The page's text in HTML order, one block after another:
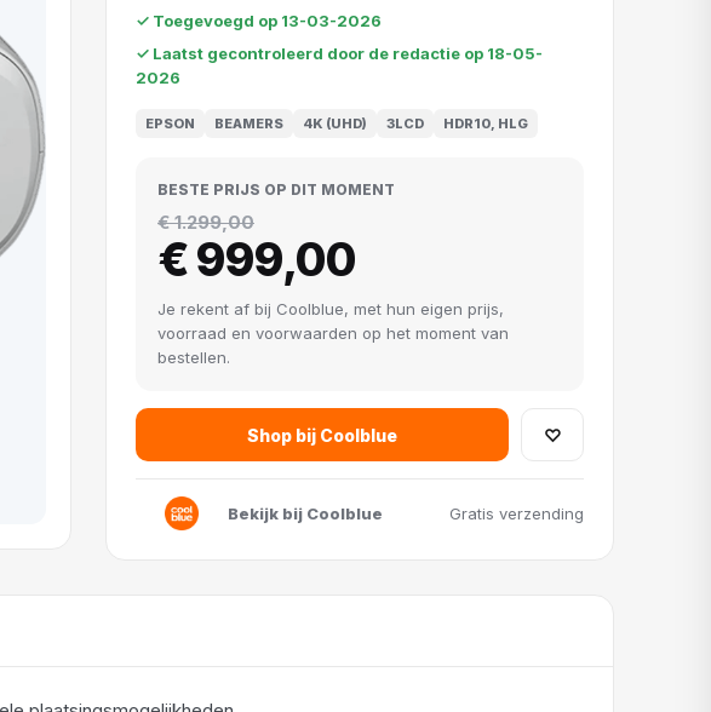
✓ Toegevoegd op 13-03-2026
✓ Laatst gecontroleerd door de redactie op 18-05-
2026
EPSON BEAMERS 4K (UHD) 3LCD HDR10, HLG
BESTE PRIJS OP DIT MOMENT
€ 1.299,00
€ 999,00
Je rekent af bij Coolblue, met hun eigen prijs,
voorraad en voorwaarden op het moment van
bestellen.
Shop bij Coolblue ♡
Bekijk bij Coolblue Gratis verzending